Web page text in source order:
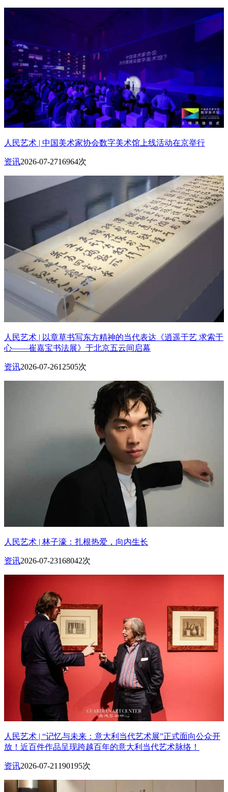
人民艺术 | 中国美术家协会数字美术馆上线活动在京举行
资讯2026-07-2716964次
人民艺术 | 以章草书写东方精神的当代表达《逍遥于艺 求索于
心——崔嘉宝书法展》于北京五云间启幕
资讯2026-07-2612505次
人民艺术 | 林子濠：扎根热爱，向内生长
资讯2026-07-23168042次
人民艺术 | “记忆与未来：意大利当代艺术展”正式面向公众开
放！近百件作品呈现跨越百年的意大利当代艺术脉络！
资讯2026-07-21 190195次